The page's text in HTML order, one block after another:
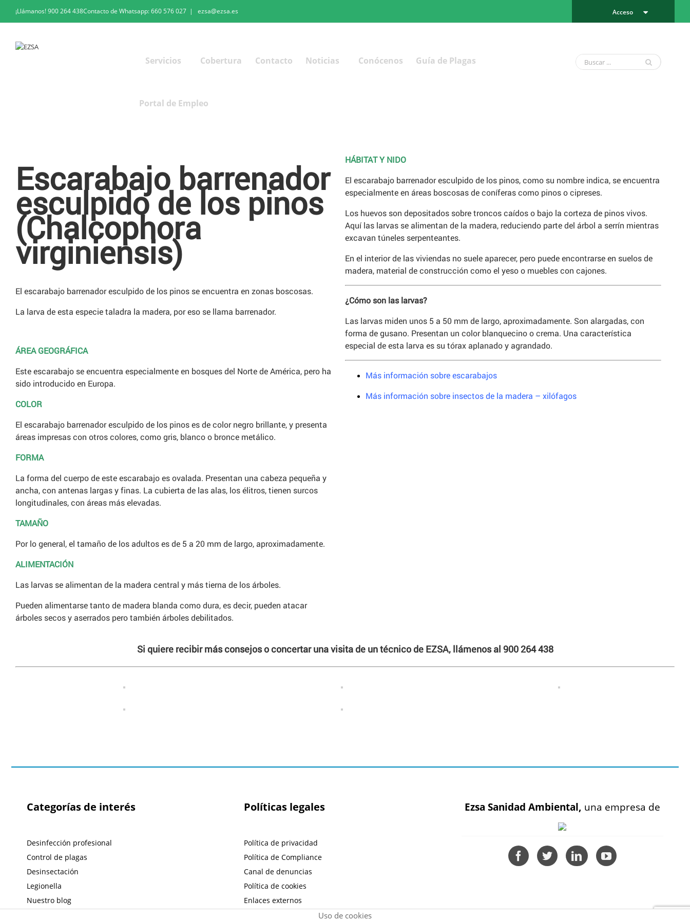
¡Llámanos!900 264 438Contacto de Whatsapp:660 576 027 | ezsa@ezsa.es Acceso
Servicios Cobertura Contacto Noticias Conócenos Guía de Plagas
Portal de Empleo
Escarabajo barrenador
esculpido de los pinos
(Chalcophora
virginiensis)
El escarabajo barrenador esculpido de los pinos se encuentra en zonas boscosas.
La larva de esta especie taladra la madera, por eso se llama barrenador.
ÁREA GEOGRÁFICA
Este escarabajo se encuentra especialmente en bosques del Norte de América, pero ha
sido introducido en Europa.
COLOR
El escarabajo barrenador esculpido de los pinos es de color negro brillante, y presenta
áreas impresas con otros colores, como gris, blanco o bronce metálico.
FORMA
La forma del cuerpo de este escarabajo es ovalada. Presentan una cabeza pequeña y
ancha, con antenas largas y finas. La cubierta de las alas, los élitros, tienen surcos
longitudinales, con áreas más elevadas.
TAMAÑO
Por lo general, el tamaño de los adultos es de 5 a 20 mm de largo, aproximadamente.
ALIMENTACIÓN
Las larvas se alimentan de la madera central y más tierna de los árboles.
Pueden alimentarse tanto de madera blanda como dura, es decir, pueden atacar
árboles secos y aserrados pero también árboles debilitados.
HÁBITAT Y NIDO
El escarabajo barrenador esculpido de los pinos, como su nombre indica, se encuentra
especialmente en áreas boscosas de coníferas como pinos o cipreses.
Los huevos son depositados sobre troncos caídos o bajo la corteza de pinos vivos.
Aquí las larvas se alimentan de la madera, reduciendo parte del árbol a serrín mientras
excavan túneles serpenteantes.
En el interior de las viviendas no suele aparecer, pero puede encontrarse en suelos de
madera, material de construcción como el yeso o muebles con cajones.
¿Cómo son las larvas?
Las larvas miden unos 5 a 50 mm de largo, aproximadamente. Son alargadas, con
forma de gusano. Presentan un color blanquecino o crema. Una característica
especial de esta larva es su tórax aplanado y agrandado.
Más información sobre escarabajos
Más información sobre insectos de la madera – xilófagos
Si quiere recibir más consejos o concertar una visita de un técnico de EZSA, llámenos al 900 264 438
Categorías de interés
Desinfección profesional
Control de plagas
Desinsectación
Legionella
Nuestro blog
Políticas legales
Política de privacidad
Política de Compliance
Canal de denuncias
Política de cookies
Enlaces externos
Ezsa Sanidad Ambiental, una empresa de
Uso de cookies